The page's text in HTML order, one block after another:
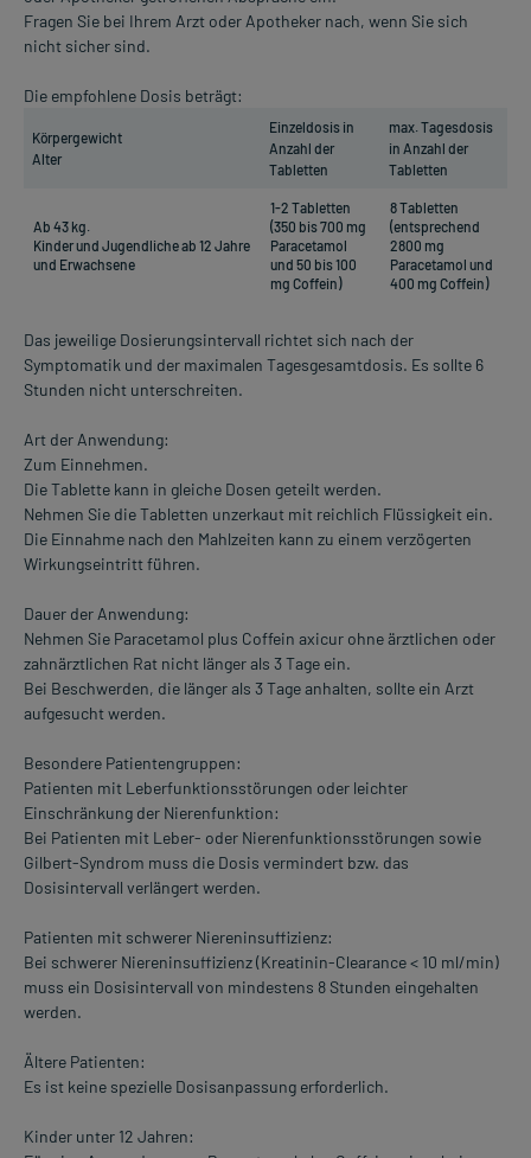
Fragen Sie bei Ihrem Arzt oder Apotheker nach, wenn Sie sich
nicht sicher sind.
Die empfohlene Dosis beträgt:
Körpergewicht
Alter
Einzeldosis in
Anzahl der
Tabletten
max. Tagesdosis
in Anzahl der
Tabletten
Ab 43 kg.
Kinder und Jugendliche ab 12 Jahre
und Erwachsene
1-2 Tabletten
(350 bis 700 mg
Paracetamol
und 50 bis 100
mg Coffein)
8 Tabletten
(entsprechend
2800 mg
Paracetamol und
400 mg Coffein)
Das jeweilige Dosierungsintervall richtet sich nach der
Symptomatik und der maximalen Tagesgesamtdosis. Es sollte 6
Stunden nicht unterschreiten.
Art der Anwendung:
Zum Einnehmen.
Die Tablette kann in gleiche Dosen geteilt werden.
Nehmen Sie die Tabletten unzerkaut mit reichlich Flüssigkeit ein.
Die Einnahme nach den Mahlzeiten kann zu einem verzögerten
Wirkungseintritt führen.
Dauer der Anwendung:
Nehmen Sie Paracetamol plus Coffein axicur ohne ärztlichen oder
zahnärztlichen Rat nicht länger als 3 Tage ein.
Bei Beschwerden, die länger als 3 Tage anhalten, sollte ein Arzt
aufgesucht werden.
Besondere Patientengruppen:
Patienten mit Leberfunktionsstörungen oder leichter
Einschränkung der Nierenfunktion:
Bei Patienten mit Leber- oder Nierenfunktionsstörungen sowie
Gilbert-Syndrom muss die Dosis vermindert bzw. das
Dosisintervall verlängert werden.
Patienten mit schwerer Niereninsuffizienz:
Bei schwerer Niereninsuffizienz (Kreatinin-Clearance < 10 ml/min)
muss ein Dosisintervall von mindestens 8 Stunden eingehalten
werden.
Ältere Patienten:
Es ist keine spezielle Dosisanpassung erforderlich.
Kinder unter 12 Jahren: